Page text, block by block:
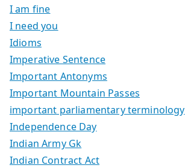
I am fine
I need you
Idioms
Imperative Sentence
Important Antonyms
Important Mountain Passes
important parliamentary terminology
Independence Day
Indian Army Gk
Indian Contract Act